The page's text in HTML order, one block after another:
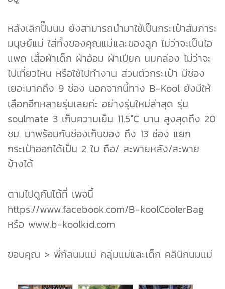
หลังเลิกปั๊มนม ยังสามารถนำมาใช้เป็นกระเป๋าสัมภาระ
มนุษย์แม่ ใส่ทั้งของคุณแม่และของลูก ไม่ว่าจะเป็นไอ
แพด เสื้อผ้าเด็ก ผ้าอ้อม ผ้าเปียก นมกล่อง ไม่ว่าจะ
ไปเที่ยวไหน หรือใช้ไปทำงาน ส่วนตัวกระเป๋า มีช่อง
เยอะมากถึง 9 ช่อง นอกจากนี้ทาง B-Kool ยังมีให้
เลือกอีกหลายรุ่นเลยค่ะ อย่างรุ่นใหม่ล่าสุด รุ่น
soulmate 3 เก็บความเย็น 11.5°C นาน สูงสุดถึง 20
ชม. มาพร้อมกับช่องเก็บของ ถึง 13 ช่อง แยก
กระเป๋าออกได้เป็น 2 ใบ ถือ/ สะพายหลัง/สะพาย
ข้างได้
ตามไปดูกันได้ที่ เพจนี้
https://www.facebook.com/B-koolCoolerBag
หรือ www.b-koolkid.com
ขอบคุณ > พี่กัลนมแม่ กลุ่มแม่และเด็ก คลินิกนมแม่